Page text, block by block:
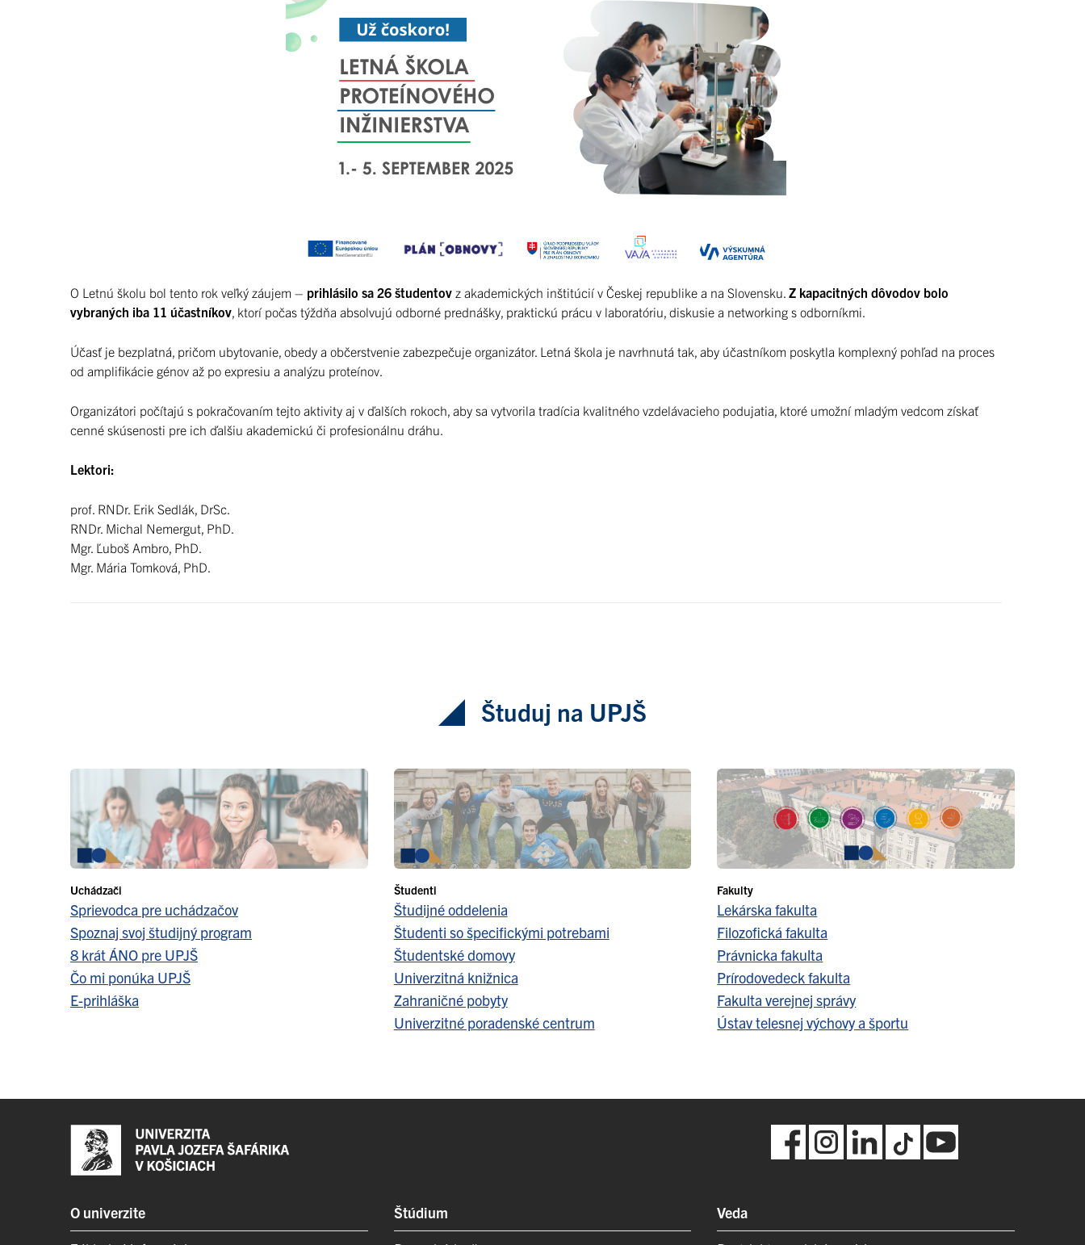
O Letnú školu bol tento rok veľký záujem – prihlásilo sa 26 študentov z akademických inštitúcií v Českej republike a na Slovensku. Z kapacitných dôvodov bolo
vybraných iba 11 účastníkov, ktorí počas týždňa absolvujú odborné prednášky, praktickú prácu v laboratóriu, diskusie a networking s odborníkmi.
Účasť je bezplatná, pričom ubytovanie, obedy a občerstvenie zabezpečuje organizátor. Letná škola je navrhnutá tak, aby účastníkom poskytla komplexný pohľad na proces
od amplifikácie génov až po expresiu a analýzu proteínov.
Organizátori počítajú s pokračovaním tejto aktivity aj v ďalších rokoch, aby sa vytvorila tradícia kvalitného vzdelávacieho podujatia, ktoré umožní mladým vedcom získať
cenné skúsenosti pre ich ďalšiu akademickú či profesionálnu dráhu.
Lektori:
prof. RNDr. Erik Sedlák, DrSc.
RNDr. Michal Nemergut, PhD.
Mgr. Ľuboš Ambro, PhD.
Mgr. Mária Tomková, PhD.
Študuj na UPJŠ
Uchádzači
Sprievodca pre uchádzačov
Spoznaj svoj študijný program
8 krát ÁNO pre UPJŠ
Čo mi ponúka UPJŠ
E-prihláška
Študenti
Študijné oddelenia
Študenti so špecifickými potrebami
Študentské domovy
Univerzitná knižnica
Zahraničné pobyty
Univerzitné poradenské centrum
Fakulty
Lekárska fakulta
Filozofická fakulta
Právnicka fakulta
Prírodovedeck fakulta
Fakulta verejnej správy
Ústav telesnej výchovy a športu
O univerzite
Štúdium
Veda